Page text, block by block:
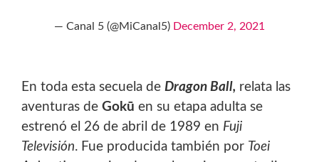
— Canal 5 (@MiCanal5) December 2, 2021
En toda esta secuela de Dragon Ball, relata las
aventuras de Gokū en su etapa adulta se
estrenó el 26 de abril de 1989 en Fuji
Televisión. Fue producida también por Toei